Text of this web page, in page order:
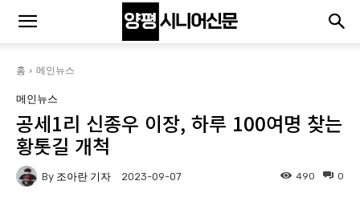
홈 메인뉴스
메인뉴스
공세1리 신종우 이장, 하루 100여명 찾는
황톳길 개척
By 조아란 기자 2023-09-07 0
490